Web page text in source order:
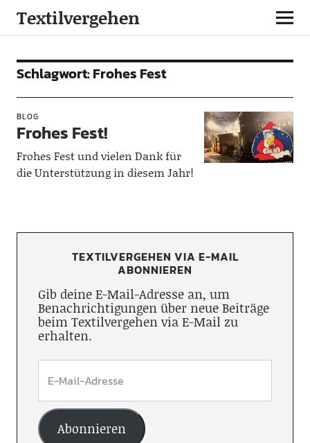
Textilvergehen
Schlagwort:Frohes Fest
BLOG
Frohes Fest!
Frohes Fest und vielen Dank für
die Unterstützung in diesem Jahr!
TEXTILVERGEHEN VIA E-MAIL
ABONNIEREN
Gib deine E-Mail-Adresse an, um
Benachrichtigungen über neue Beiträge
beim Textilvergehen via E-Mail zu
erhalten.
Abonnieren